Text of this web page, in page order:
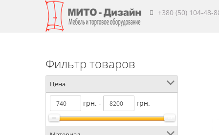
+380 (50) 104-48-
Фильтр товаров
Цена
грн. - грн.